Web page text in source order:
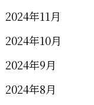
2024年11月
2024年10月
2024年9月
2024年8月